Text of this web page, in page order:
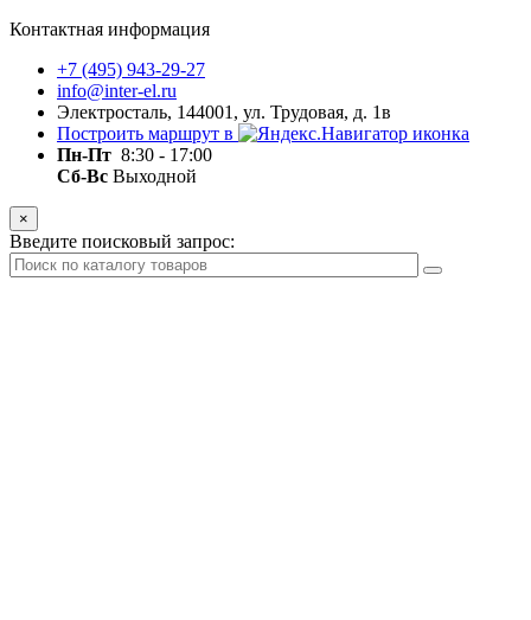
Контактная информация
+7 (495) 943-29-27
info@inter-el.ru
Электросталь, 144001, ул. Трудовая, д. 1в
Построить маршрут в
Пн-Пт 8:30 - 17:00
Сб-Вс Выходной
×
Введите поисковый запрос: